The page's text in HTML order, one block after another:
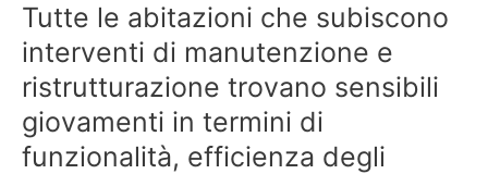
Tutte le abitazioni che subiscono
interventi di manutenzione e
ristrutturazione trovano sensibili
giovamenti in termini di
funzionalità, efficienza degli